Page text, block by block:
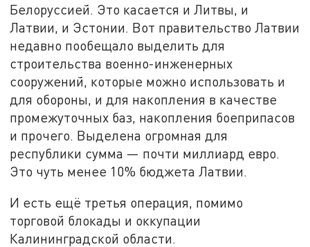
Белоруссией. Это касается и Литвы, и
Латвии, и Эстонии. Вот правительство Латвии
недавно пообещало выделить для
строительства военно-инженерных
сооружений, которые можно использовать и
для обороны, и для накопления в качестве
промежуточных баз, накопления боеприпасов
и прочего. Выделена огромная для
республики сумма — почти миллиард евро.
Это чуть менее 10% бюджета Латвии.
И есть ещё третья операция, помимо
торговой блокады и оккупации
Калининградской области.